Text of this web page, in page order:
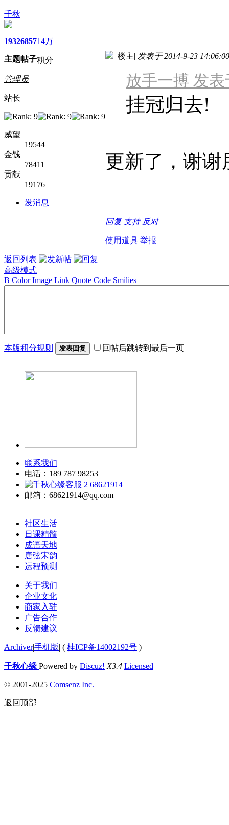
千秋
1932
主题
6857
帖子
14万
积分
管理员
站长
威望
19544
金钱
78411
贡献
19176
发消息
楼主| 发表于 2014-9-23 14:06:00
放手一搏 发表
挂冠归去!
更新了，谢谢
回复 支持 反对
使用道具 举报
返回列表
高级模式
B Color Image Link Quote Code Smilies
本版积分规则 发表回复 回帖后跳转到最后一页
联系我们
电话：189 787 98253
68621914
邮箱：68621914@qq.com
社区生活
日课精髓
成语天地
唐弦宋韵
运程预测
关于我们
企业文化
商家入驻
广告合作
反馈建议
Archiver|手机版| ( 桂ICP备14002192号 )
千秋心缘 Powered by Discuz! X3.4 Licensed
© 2001-2025 Comsenz Inc.
返回顶部